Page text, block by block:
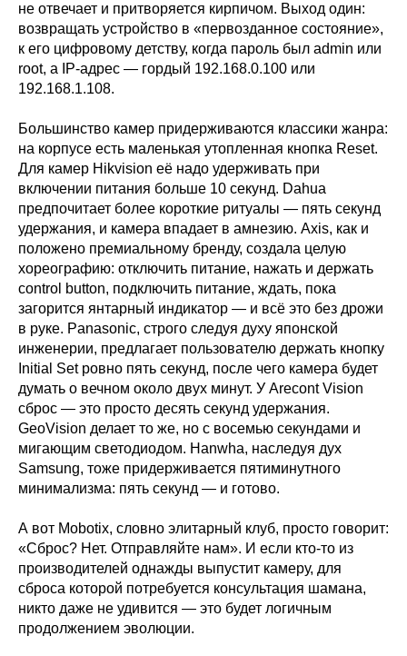
не отвечает и притворяется кирпичом. Выход один:
возвращать устройство в «первозданное состояние»,
к его цифровому детству, когда пароль был admin или
root, а IP-адрес — гордый 192.168.0.100 или
192.168.1.108.
Большинство камер придерживаются классики жанра:
на корпусе есть маленькая утопленная кнопка Reset.
Для камер Hikvision её надо удерживать при
включении питания больше 10 секунд. Dahua
предпочитает более короткие ритуалы — пять секунд
удержания, и камера впадает в амнезию. Axis, как и
положено премиальному бренду, создала целую
хореографию: отключить питание, нажать и держать
control button, подключить питание, ждать, пока
загорится янтарный индикатор — и всё это без дрожи
в руке. Panasonic, строго следуя духу японской
инженерии, предлагает пользователю держать кнопку
Initial Set ровно пять секунд, после чего камера будет
думать о вечном около двух минут. У Arecont Vision
сброс — это просто десять секунд удержания.
GeoVision делает то же, но с восемью секундами и
мигающим светодиодом. Hanwha, наследуя дух
Samsung, тоже придерживается пятиминутного
минимализма: пять секунд — и готово.
А вот Mobotix, словно элитарный клуб, просто говорит:
«Сброс? Нет. Отправляйте нам». И если кто-то из
производителей однажды выпустит камеру, для
сброса которой потребуется консультация шамана,
никто даже не удивится — это будет логичным
продолжением эволюции.